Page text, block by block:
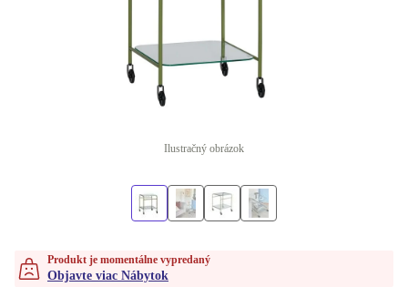
Ilustračný obrázok
Produkt je momentálne vypredaný
Objavte viac Nábytok